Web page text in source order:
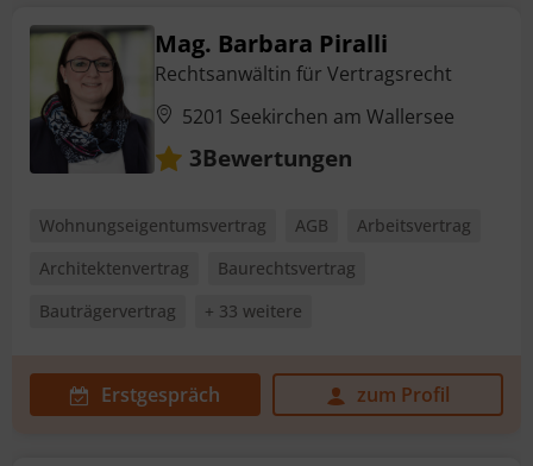
Mag. Barbara Piralli
Rechtsanwältin für Vertragsrecht
5201 Seekirchen am Wallersee
3Bewertungen
Wohnungseigentumsvertrag AGB
Arbeitsvertrag
Architektenvertrag
Baurechtsvertrag
Bauträgervertrag
+ 33 weitere
Erstgespräch zum Profil